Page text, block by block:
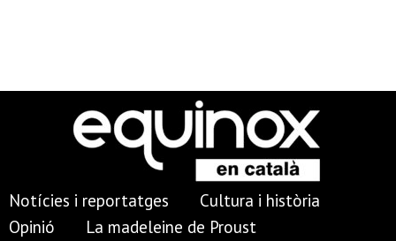
Notícies i reportatges
Cultura i història
Opinió
La madeleine de Proust